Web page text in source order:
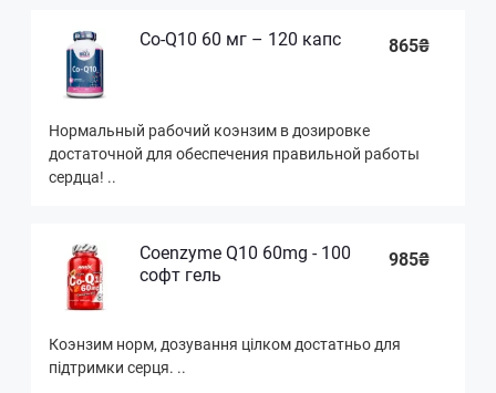
Co-Q10 60 мг – 120 капс 865₴
Нормальный рабочий коэнзим в дозировке
достаточной для обеспечения правильной работы
сердца! ..
Coenzyme Q10 60mg - 100
софт гель
985₴
Коэнзим норм, дозування цілком достатньо для
підтримки серця. ..